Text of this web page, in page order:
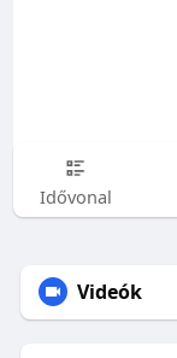
Idővonal
Videók